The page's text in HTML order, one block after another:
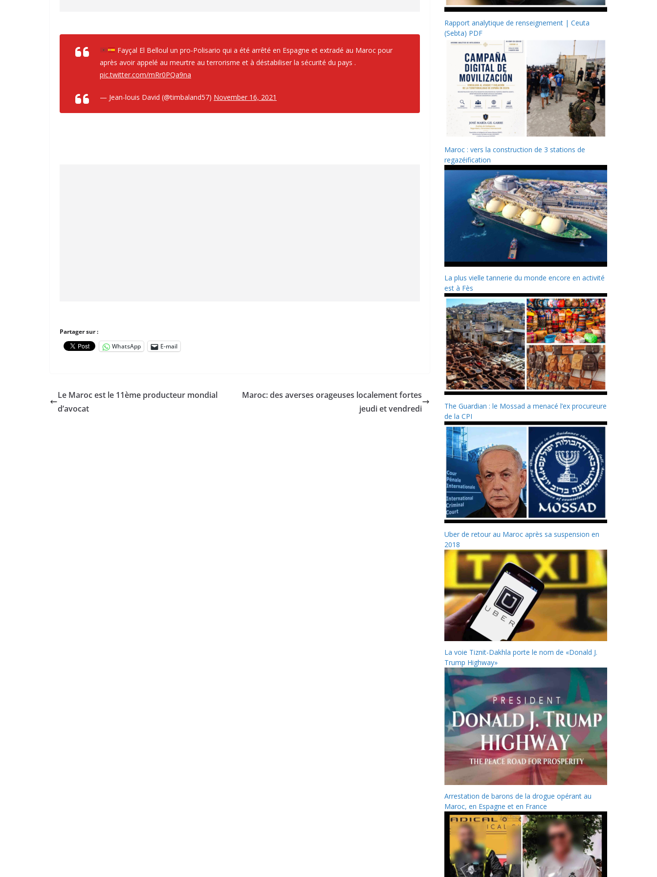
Fayçal El Belloul un pro-Polisario qui a été arrêté en Espagne et extradé au Maroc pour
après avoir appelé au meurtre au terrorisme et à déstabiliser la sécurité du pays .
pic.twitter.com/mRr0PQa9na
— Jean-louis David (@timbaland57) November 16, 2021
Partager sur :
WhatsApp
E-mail
Le Maroc est le 11ème producteur mondial
d’avocat
Maroc: des averses orageuses localement fortes
jeudi et vendredi
Rapport analytique de renseignement | Ceuta
(Sebta) PDF
Maroc : vers la construction de 3 stations de
regazéification
La plus vielle tannerie du monde encore en activité
est à Fès
The Guardian : le Mossad a menacé l’ex procureure
de la CPI
Uber de retour au Maroc après sa suspension en
2018
La voie Tiznit-Dakhla porte le nom de «Donald J.
Trump Highway»
Arrestation de barons de la drogue opérant au
Maroc, en Espagne et en France